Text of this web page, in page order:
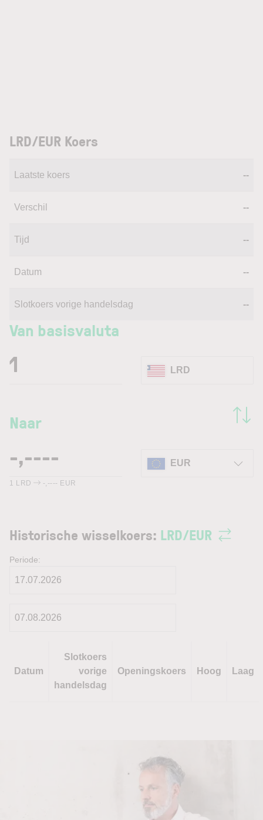
LRD/EUR Koers
Laatste koers --
Verschil --
Tijd --
Datum --
Slotkoers vorige handelsdag --
Van basisvaluta
Naar
LRD
EUR
1 LRD -,---- EUR
Historische wisselkoers: LRD/EUR
Periode:
Datum
Slotkoers
vorige
handelsdag
Openingskoers Hoog Laag